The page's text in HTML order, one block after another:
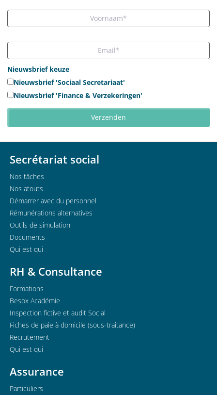
Nieuwsbrief keuze
Nieuwsbrief 'Sociaal Secretariaat'
Nieuwsbrief 'Finance & Verzekeringen'
Secrétariat social
Nos tâches
Nos atouts
Démarrer avec du personnel
Rémunérations alternatives
Outils de simulation
Documents
Qui est qui
RH & Consultance
Formations
Besox Académie
Inspection fictive et audit Social
Fiches de paie à domicile (sous-traitance)
Recrutement
Qui est qui
Assurance
Particuliers